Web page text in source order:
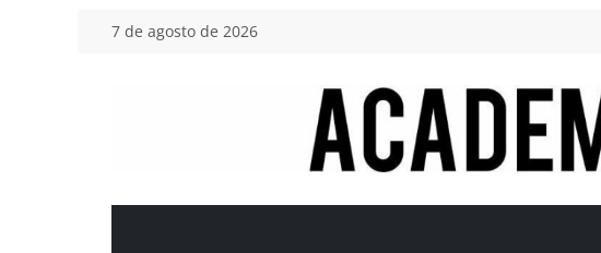
Saltar7 de agosto de 2026
Academia
del